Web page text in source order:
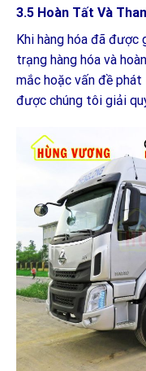
3.5 Hoàn Tất Và
Khi hàng hóa đã được
trạng hàng hóa và
mắc hoặc vấn đề
được chúng tôi giải